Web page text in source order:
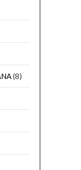
(8)